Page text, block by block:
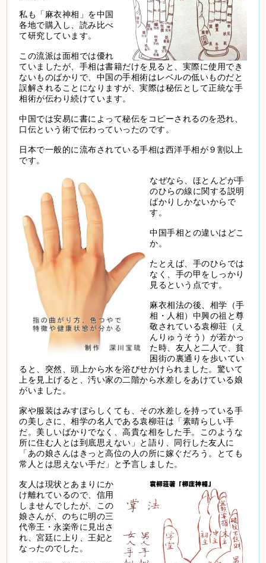
私も「麻衣神相」を中国
各地で購入し、読み比べ
て研究しています。
この流派は面相では優れ
ていましたが、手相は書籍だけを見ると、実際に使用でき
ないものばかりで、中国の手相術はレベルの低いものだと
誤解されることになりますが、実際は秘伝として正統な手
相術が伝わり続けています。
中国では安易に書によって秘伝をコピーされるのを恐れ、
口伝という術で伝わっていったのです。
日本で一般的に流布されている手相は西洋手相が９割以上
です。
なぜなら、ほとんどが手
のひらの線に関する説明
ばかりしかないからで
す。
中国手相との違いはどこ
か。
たとえば、手のひらでは
なく、手の甲をしっかり
見るという点です。
麻衣相法の後、相学（手
相・人相）中興の祖と尊
敬されている袁柳荘（え
んりゅうそう）が若かっ
た時、友人と二人で、貧
困街の裏通りを歩いてい
ると、突然、頭上から水を浴びせかけられました。驚いて
上を見上げると、汚い家の二階から水差しをあけている娘
がいました。
家や服装はみすぼらしくても、その水差しを持っている手
の美しさに、相学の名人である袁柳荘は「素晴らしい手
だ。美しいばかりでなく、高貴な相をした手。このような
所に住む人とは到底思えない」と語り、同行した友人に
「あの娘さんはきっと高位の人の所に嫁ぐだろう。とても
常人とは思えない手だ」と予言しました。
友人は現状とあまりにか
け離れているので、信用
しませんでしたが、この
娘さんが、のちに明の三
代帝王・永楽帝に見出さ
れ、宮廷に上り、王妃と
なったのでした。